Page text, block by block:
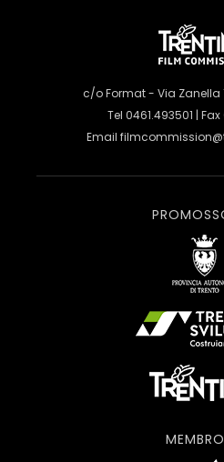
c/o Format - Via Zanella
Tel 0461.493501 |
Email